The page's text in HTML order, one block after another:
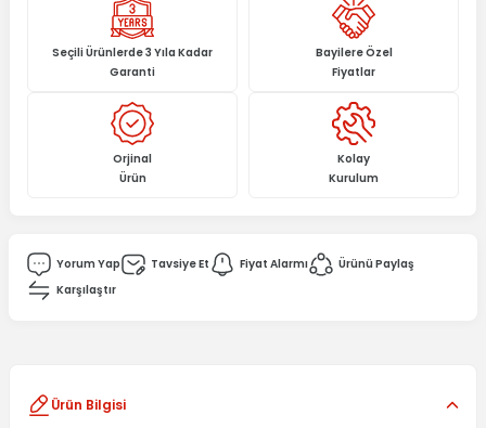
Seçili Ürünlerde 3 Yıla Kadar
Garanti
Bayilere Özel
Fiyatlar
Orjinal
Ürün
Kolay
Kurulum
Yorum Yap Tavsiye Et Fiyat Alarmı
Ürünü Paylaş
Karşılaştır
Ürün Bilgisi